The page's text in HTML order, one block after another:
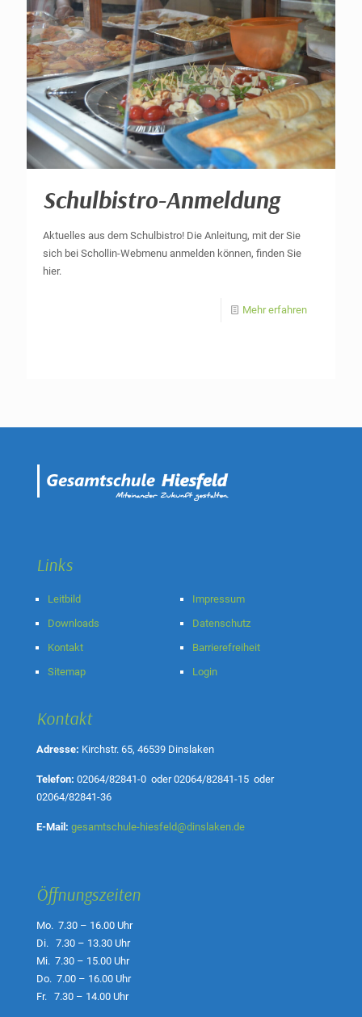
Schulbistro-Anmeldung
Aktuelles aus dem Schulbistro! Die Anleitung, mit der Sie
sich bei Schollin-Webmenu anmelden können, finden Sie
hier.
Mehr erfahren
Links
Leitbild
Downloads
Kontakt
Sitemap
Impressum
Datenschutz
Barrierefreiheit
Login
Kontakt
Adresse: Kirchstr. 65, 46539 Dinslaken
Telefon: 02064/82841-0 oder02064/82841-15 oder
02064/82841-36
E-Mail: gesamtschule-hiesfeld@dinslaken.de
Öffnungszeiten
Mo. 7.30 – 16.00 Uhr
Di. 7.30 – 13.30 Uhr
Mi. 7.30 – 15.00 Uhr
Do. 7.00 – 16.00 Uhr
Fr. 7.30 – 14.00 Uhr